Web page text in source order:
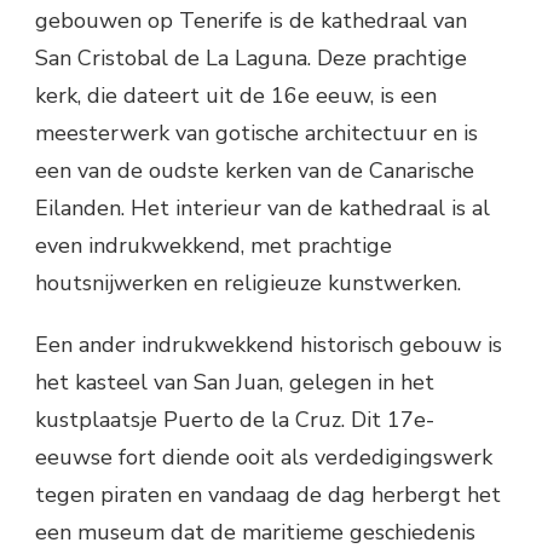
gebouwen op Tenerife is de kathedraal van
San Cristobal de La Laguna. Deze prachtige
kerk, die dateert uit de 16e eeuw, is een
meesterwerk van gotische architectuur en is
een van de oudste kerken van de Canarische
Eilanden. Het interieur van de kathedraal is al
even indrukwekkend, met prachtige
houtsnijwerken en religieuze kunstwerken.
Een ander indrukwekkend historisch gebouw is
het kasteel van San Juan, gelegen in het
kustplaatsje Puerto de la Cruz. Dit 17e-
eeuwse fort diende ooit als verdedigingswerk
tegen piraten en vandaag de dag herbergt het
een museum dat de maritieme geschiedenis